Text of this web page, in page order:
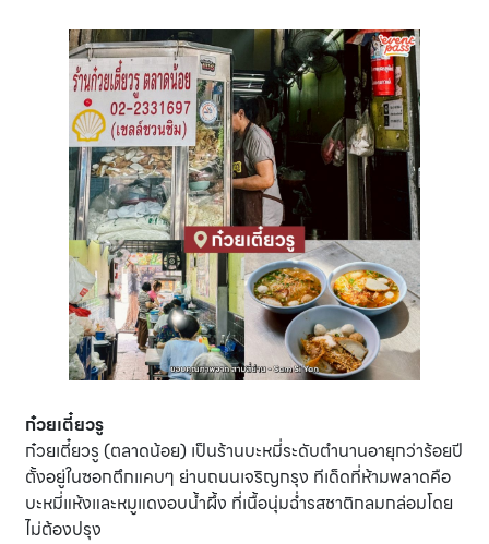
ก๋วยเตี๋ยวรู
ก๋วยเตี๋ยวรู (ตลาดน้อย) เป็นร้านบะหมี่ระดับตำนานอายุกว่าร้อยปี
ตั้งอยู่ในซอกตึกแคบๆ ย่านถนนเจริญกรุง ทีเด็ดที่ห้ามพลาดคือ
บะหมี่แห้งและหมูแดงอบน้ำผึ้ง ที่เนื้อนุ่มฉ่ำรสชาติกลมกล่อมโดย
ไม่ต้องปรุง